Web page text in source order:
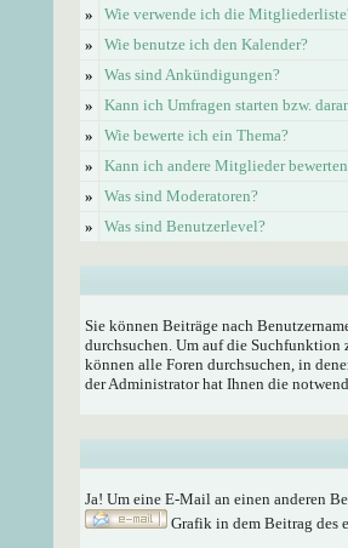
»
Wie verwende ich die
»
Wie benutze ich den Kalender?
»
Was sind Ankündigungen?
»
Kann ich Umfragen starten bzw.
»
Wie bewerte ich ein Thema?
»
Kann ich andere Mitglieder
»
Was sind Moderatoren?
»
Was sind Benutzerlevel?
Sie können Beiträge nach
durchsuchen. Um auf die Suchfunktion
können alle Foren durchsuchen, in
der Administrator hat Ihnen die
Ja! Um eine E-Mail an einen anderen
Grafik in dem Beitrag des